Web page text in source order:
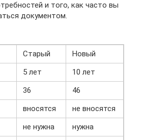
и того, как часто вы
документом.
Старый
Новый
5 лет
10 лет
36
46
вносятся
не вносятся
не нужна
нужна